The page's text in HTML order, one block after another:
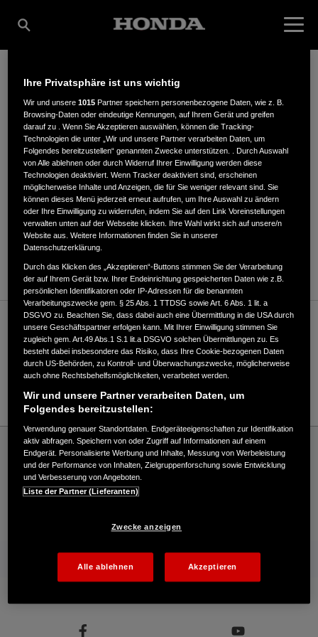
NICK DINGLER
Schilling Str. 3,88477,Schwendi
ANFAHRTSBESCHREIBUNG ANFORDERN
WEBSITE
Verkauf / Kundendienst
07353/9887830
E-Mail
Honda
Industrie
Nick Dingler - Industrial – Honda - HONDA Deutschland Offizielle Website | The
Power of Dreams
Mehr von Honda
Ihre Privatsphäre ist uns wichtig
Wir und unsere1015 Partner speichern personenbezogene Daten, wie z. B.
Browsing-Daten oder eindeutige Kennungen, auf Ihrem Gerät und greifen
darauf zu . Wenn Sie Akzeptieren auswählen, können die Tracking-
Technologien die unter „Wir und unsere Partner verarbeiten Daten, um
Folgendes bereitzustellen“ genannten Zwecke unterstützen. . Durch Auswahl
von Alle ablehnen oder durch Widerruf Ihrer Einwilligung werden diese
Technologien deaktiviert. Wenn Tracker deaktiviert sind, erscheinen
möglicherweise Inhalte und Anzeigen, die für Sie weniger relevant sind. Sie
können dieses Menü jederzeit erneut aufrufen, um Ihre Auswahl zu ändern
oder Ihre Einwilligung zu widerrufen, indem Sie auf den Link Voreinstellungen
verwalten unten auf der Webseite klicken. Ihre Wahl wirkt sich auf unsere/n
Website aus. Weitere Informationen finden Sie in unserer
Datenschutzerklärung.
Durch das Klicken des „Akzeptieren“-Buttons stimmen Sie der Verarbeitung
der auf Ihrem Gerät bzw. Ihrer Endeinrichtung gespeicherten Daten wie z.B.
persönlichen Identifikatoren oder IP-Adressen für die benannten
Verarbeitungszwecke gem. § 25 Abs. 1 TTDSG sowie Art. 6 Abs. 1 lit. a
DSGVO zu. Beachten Sie, dass dabei auch eine Übermittlung in die USA durch
unsere Geschäftspartner erfolgen kann. Mit Ihrer Einwilligung stimmen Sie
zugleich gem. Art.49 Abs.1 S.1 lit.a DSGVO solchen Übermittlungen zu. Es
besteht dabei insbesondere das Risiko, dass Ihre Cookie-bezogenen Daten
durch US-Behörden, zu Kontroll- und Überwachungszwecke, möglicherweise
auch ohne Rechtsbehelfsmöglichkeiten, verarbeitet werden.
Wir und unsere Partner verarbeiten Daten, um
Folgendes bereitzustellen:
Verwendung genauer Standortdaten. Endgeräteeigenschaften zur Identifikation
aktiv abfragen. Speichern von oder Zugriff auf Informationen auf einem
Endgerät. Personalisierte Werbung und Inhalte, Messung von Werbeleistung
und der Performance von Inhalten, Zielgruppenforschung sowie Entwicklung
und Verbesserung von Angeboten.
Liste der Partner (Lieferanten)
Zwecke anzeigen
Alle ablehnen Akzeptieren